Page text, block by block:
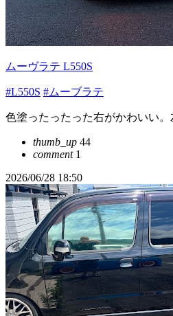
ムーヴラテ L550S
#L550S #ムーブラテ
色塗ったったった右がかわいい。
thumb_up 44
comment1
2026/06/28 18:50